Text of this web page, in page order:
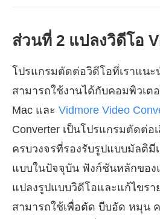
ส่วนที่ 2 แปลงวิดีโอ
โปรแกรมตัดต่อวิดีโอที่เราแน
สามารถใช้งานได้กับคอมพิวเต
Mac และ Vidmore Video
Converter เป็นโปรแกรมตัดต่อ
ครบวงจรที่รองรับรูปแบบมัลติมี
แบบในปัจจุบัน ฟังก์ชันหลักขอ
แปลงรูปแบบวิดีโอและแก้ไขร
สามารถใช้เพื่อตัด บีบอัด หมุน